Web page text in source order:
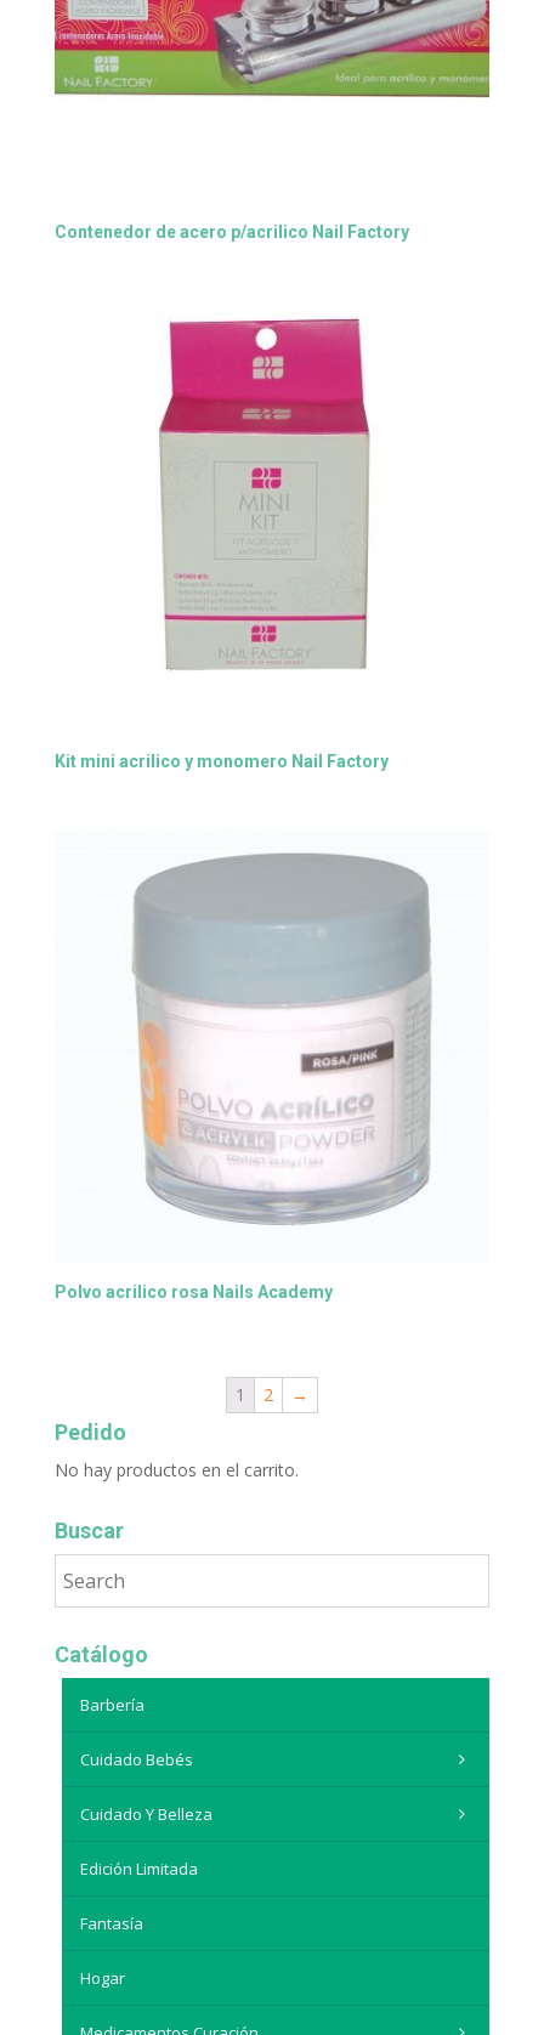
Contenedor de acero p/acrilico Nail Factory
Kit mini acrilico y monomero Nail Factory
Polvo acrilico rosa Nails Academy
1 2 →
Pedido
No hay productos en el carrito.
Buscar
Catálogo
Barbería
Cuidado Bebés
Cuidado Y Belleza
Edición Limitada
Fantasía
Hogar